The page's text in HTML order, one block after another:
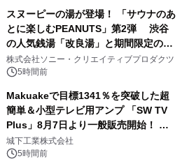
スヌーピーの湯が登場！ 「サウナのあ
とに楽しむPEANUTS」第2弾 渋谷
の人気銭湯「改良湯」と期間限定のコ
ラボレーション サウナイキタイコラ
ボグッズも発売決定！
株式会社ソニー・クリエイティブプロダクツ
5時間前
Makuakeで目標1341％を突破した超
簡単＆小型テレビ用アンプ 「SW TV
Plus」8月7日より一般販売開始！ ケ
ーブル1本つなぐだけ、テレビの音が
ぐっと豊かに
城下工業株式会社
5時間前